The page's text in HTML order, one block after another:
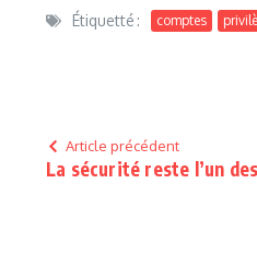
Étiquetté : comptes
Article précédent
La sécurité reste l’un